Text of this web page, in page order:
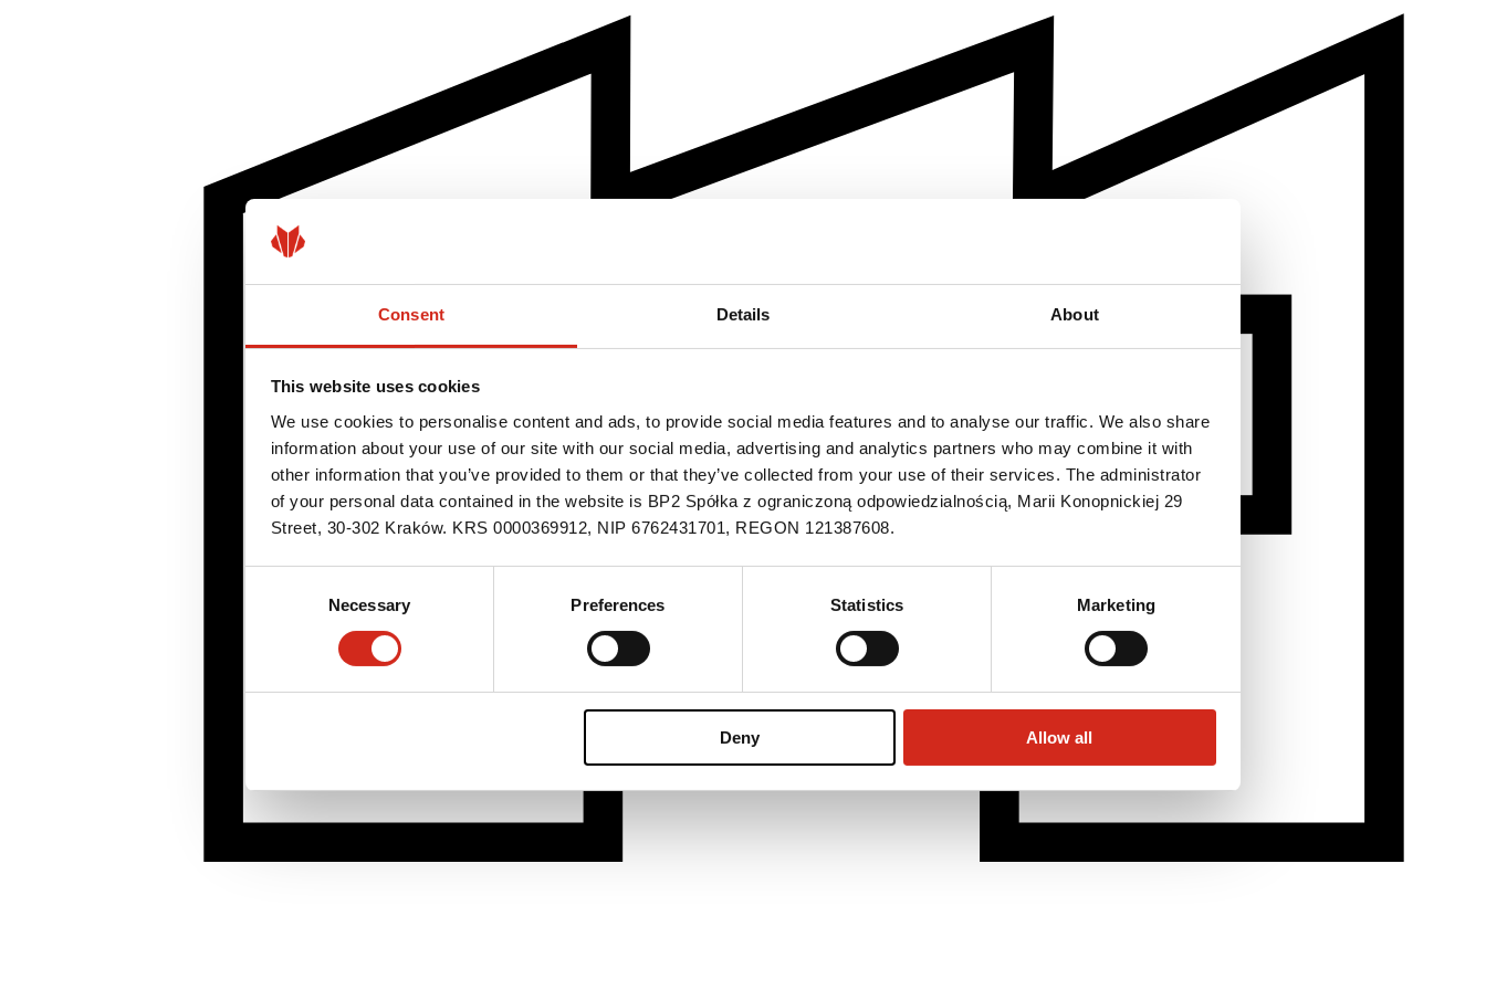
Consent Details About
This website uses cookies
We use cookies to personalise content and ads, to provide social media features and to analyse our traffic. We also share
information about your use of our site with our social media, advertising and analytics partners who may combine it with
other information that you’ve provided to them or that they’ve collected from your use of their services. The administrator
of your personal data contained in the website is BP2 Spółka z ograniczoną odpowiedzialnością, Marii Konopnickiej 29
Street, 30-302 Kraków. KRS 0000369912, NIP 6762431701, REGON 121387608.
Necessary Preferences Statistics Marketing
Deny Allow all